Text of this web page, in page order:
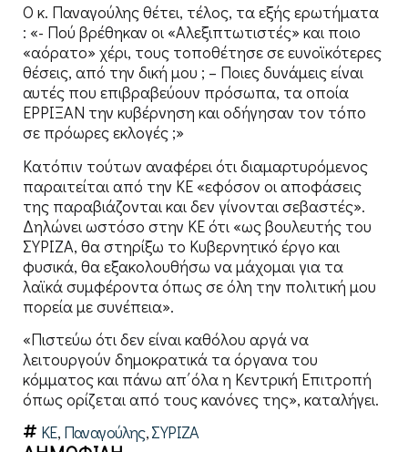
Ο κ. Παναγούλης θέτει, τέλος, τα εξής ερωτήματα
: «- Πού βρέθηκαν οι «Αλεξιπτωτιστές» και ποιο
«αόρατο» χέρι, τους τοποθέτησε σε ευνοϊκότερες
θέσεις, από την δική μου ; – Ποιες δυνάμεις είναι
αυτές που επιβραβεύουν πρόσωπα, τα οποία
ΕΡΡΙΞΑΝ την κυβέρνηση και οδήγησαν τον τόπο
σε πρόωρες εκλογές ;»
Κατόπιν τούτων αναφέρει ότι διαμαρτυρόμενος
παραιτείται από την ΚΕ «εφόσον οι αποφάσεις
της παραβιάζονται και δεν γίνονται σεβαστές».
Δηλώνει ωστόσο στην ΚΕ ότι «ως βουλευτής του
ΣΥΡΙΖΑ, θα στηρίξω το Κυβερνητικό έργο και
φυσικά, θα εξακολουθήσω να μάχομαι για τα
λαϊκά συμφέροντα όπως σε όλη την πολιτική μου
πορεία με συνέπεια».
«Πιστεύω ότι δεν είναι καθόλου αργά να
λειτουργούν δημοκρατικά τα όργανα του
κόμματος και πάνω απ΄όλα η Κεντρική Επιτροπή
όπως ορίζεται από τους κανόνες της», καταλήγει.
ΚΕ, Παναγούλης,ΣΥΡΙΖΑ